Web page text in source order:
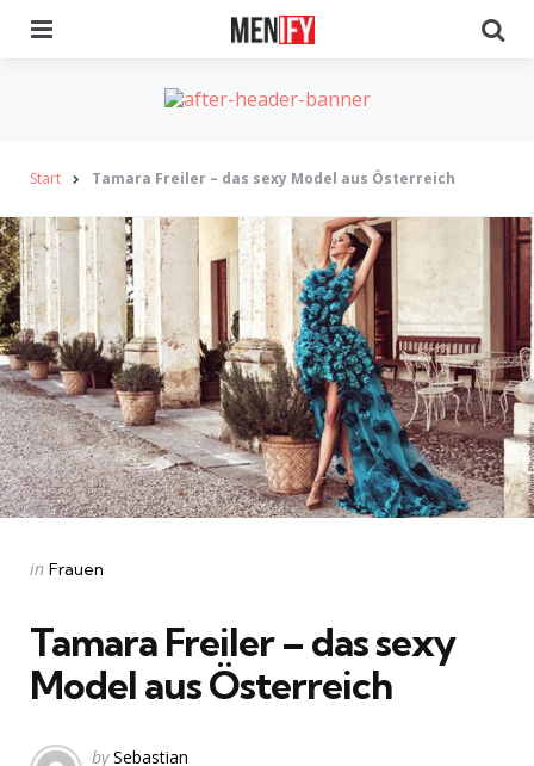
Start Tamara Freiler – das sexy Model aus Österreich
Categories
Posted
in Frauen
Tamara Freiler – das sexy
Model aus Österreich
Posted
by Sebastian